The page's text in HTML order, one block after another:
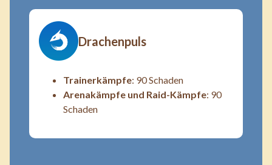
Drachenpuls
Trainerkämpfe: 90 Schaden
Arenakämpfe und Raid-Kämpfe: 90
Schaden